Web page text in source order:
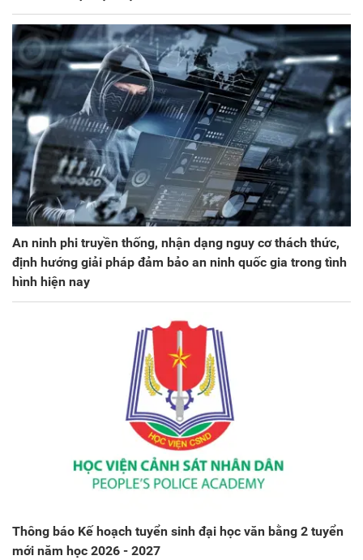
An ninh phi truyền thống, nhận dạng nguy cơ thách thức,
định hướng giải pháp đảm bảo an ninh quốc gia trong tình
hình hiện nay
Thông báo Kế hoạch tuyển sinh đại học văn bằng 2 tuyển
mới năm học 2026 - 2027